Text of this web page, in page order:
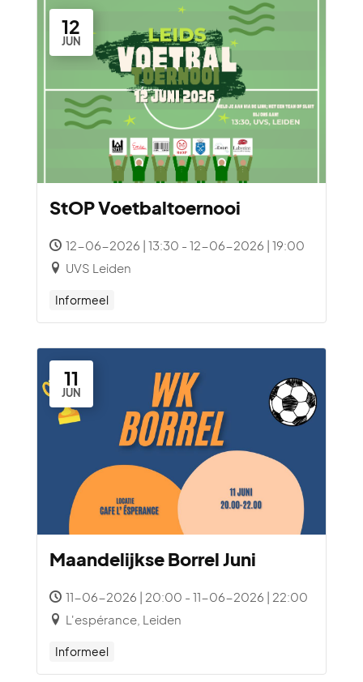
12
JUN
StOP Voetbaltoernooi
12-06-2026 | 13:30 - 12-06-2026 | 19:00
UVS Leiden
Informeel
11
JUN
Maandelijkse Borrel Juni
11-06-2026 | 20:00 - 11-06-2026 | 22:00
L'espérance, Leiden
Informeel